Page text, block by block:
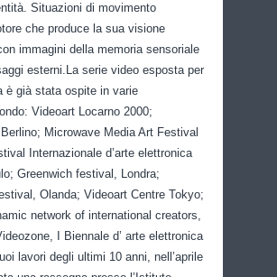
Situazioni di movimento
che produce la sua visione
immagini della memoria sensoriale
esterni.La serie video esposta per
è già stata ospite in varie
Videoart Locarno 2000;
Microwave Media Art Festival
Internazionale d’arte elettronica
Greenwich festival, Londra;
Olanda; Videoart Centre Tokyo;
network of international creators,
I Biennale d’ arte elettronica
lavori degli ultimi 10 anni, nell’aprile